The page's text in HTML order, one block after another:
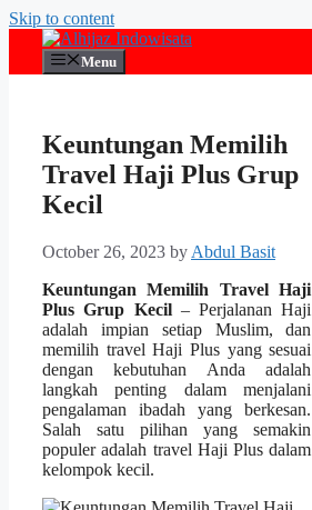
Skip to content
Menu
Keuntungan Memilih
Travel Haji Plus Grup
Kecil
October 26, 2023 by Abdul Basit
Keuntungan Memilih Travel Haji
Plus Grup Kecil– Perjalanan Haji
adalah impian setiap Muslim, dan
memilih travel Haji Plus yang sesuai
dengan kebutuhan Anda adalah
langkah penting dalam menjalani
pengalaman ibadah yang berkesan.
Salah satu pilihan yang semakin
populer adalah travel Haji Plus dalam
kelompok kecil.